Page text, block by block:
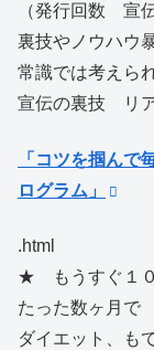
（発行回数 宣
裏技やノウハウ
常識では考えら
宣伝の裏技 リ
「コツを掴んで
ログラム」
.html
★ もうすぐ１０
たった数ヶ月で
ダイエット、も